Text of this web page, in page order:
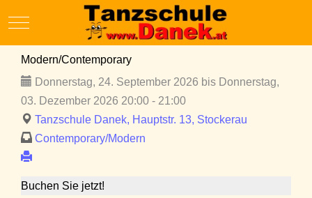
Mobile Menu Toggle
Modern/Contemporary
Donnerstag, 24. September 2026 bis Donnerstag,
03. Dezember 2026 20:00 - 21:00
Tanzschule Danek, Hauptstr. 13, Stockerau
Contemporary/Modern
Buchen Sie jetzt!